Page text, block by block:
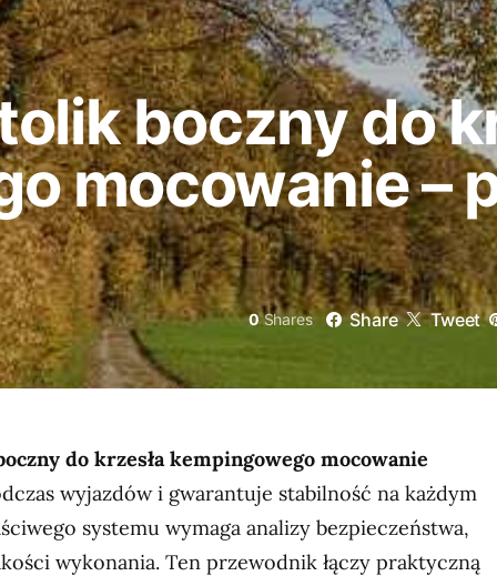
boczny do
mocowanie –
0 Shares Share Tweet
do krzesła kempingowego mocowanie
wyjazdów i gwarantuje stabilność na każdym
systemu wymaga analizy bezpieczeństwa,
wykonania. Ten przewodnik łączy praktyczną